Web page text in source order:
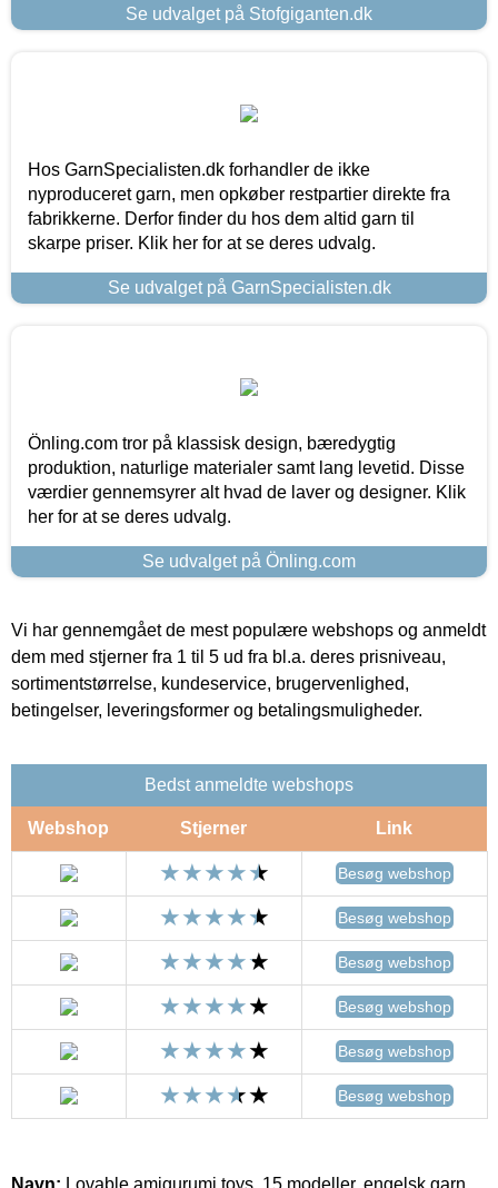
Se udvalget på Stofgiganten.dk
Hos GarnSpecialisten.dk forhandler de ikke
nyproduceret garn, men opkøber restpartier direkte fra
fabrikkerne. Derfor finder du hos dem altid garn til
skarpe priser. Klik her for at se deres udvalg.
Se udvalget på GarnSpecialisten.dk
Önling.com tror på klassisk design, bæredygtig
produktion, naturlige materialer samt lang levetid. Disse
værdier gennemsyrer alt hvad de laver og designer. Klik
her for at se deres udvalg.
Se udvalget på Önling.com
Vi har gennemgået de mest populære webshops og anmeldt
dem med stjerner fra 1 til 5 ud fra bl.a. deres prisniveau,
sortimentstørrelse, kundeservice, brugervenlighed,
betingelser, leveringsformer og betalingsmuligheder.
Bedst anmeldte webshops
Webshop Stjerner Link
Besøg webshop
Besøg webshop
Besøg webshop
Besøg webshop
Besøg webshop
Besøg webshop
Navn: Lovable amigurumi toys, 15 modeller, engelsk garn